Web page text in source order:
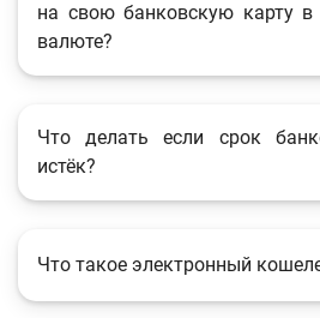
на свою банковскую карту в
валюте?
Что делать если срок
истёк?
Что такое электронный